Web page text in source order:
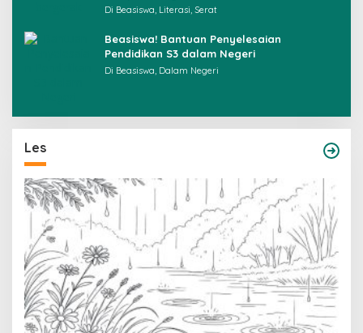
Di Beasiswa, Literasi, Serat
Beasiswa! Bantuan Penyelesaian
Pendidikan S3 dalam Negeri
Di Beasiswa, Dalam Negeri
Les